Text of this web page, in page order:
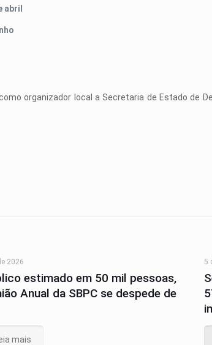
abril
organizador local a Secretaria de Estado de
2026
estimado em 50 mil pessoas,
Anual da SBPC se despede de
mais
5